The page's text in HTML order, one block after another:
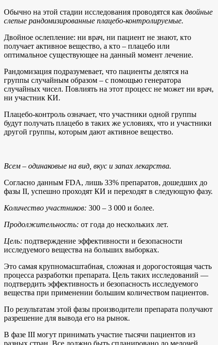
Обычно на этой стадии исследования проводятся как двойные
слепые рандомизированные плацебо-контролируемые.
Двойное ослепление: ни врач, ни пациент не знают, кто
получает активное вещество, а кто – плацебо или
оптимальное существующее на данный момент лечение.
Рандомизация подразумевает, что пациенты делятся на
группы случайным образом – с помощью генератора
случайных чисел. Повлиять на этот процесс не может ни врач,
ни участник КИ.
Плацебо-контроль означает, что участники одной группы
будут получать плацебо в таких же условиях, что и участники
другой группы, которым дают активное вещество.
Всем – одинаковые на вид, вкус и запах лекарства.
Согласно данным FDA, лишь 33% препаратов, дошедших до
фазы II, успешно проходят КИ и переходят в следующую фазу.
Количество участников: 300 – 3 000 и более.
Продолжительность: от года до нескольких лет.
Цель: подтверждение эффективности и безопасности
исследуемого вещества на больших выборках.
Это самая крупномасштабная, сложная и дорогостоящая часть
процесса разработки препарата. Цель таких исследований —
подтвердить эффективность и безопасность исследуемого
вещества при применении большим количеством пациентов.
По результатам этой фазы производители препарата получают
разрешение для вывода его на рынок.
В фазе III могут принимать участие тысячи пациентов из
разных стран. Все должно быть спланировано до мелочей,